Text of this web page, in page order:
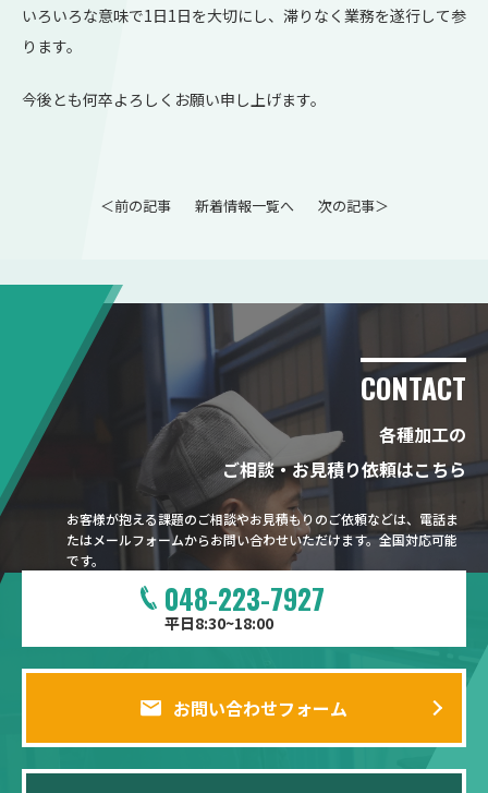
いろいろな意味で1日1日を大切にし、滞りなく業務を遂行して参
ります。
今後とも何卒よろしくお願い申し上げます。
＜前の記事 新着情報一覧へ 次の記事＞
CONTACT
各種加工の
ご相談・お見積り依頼はこちら
お客様が抱える課題のご相談やお見積もりのご依頼などは、電話ま
たはメールフォームからお問い合わせいただけます。全国対応可能
です。
048-223-7927
平日8:30~18:00
お問い合わせフォーム